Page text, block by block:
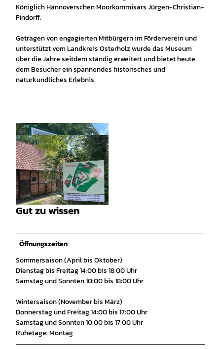
Königlich Hannoverschen Moorkommisars Jürgen-Christian-
Findorff.
Getragen von engagierten Mitbürgern im Förderverein und
unterstützt vom Landkreis Osterholz wurde das Museum
über die Jahre seitdem ständig erweitert und bietet heute
dem Besucher ein spannendes historisches und
naturkundliches Erlebnis.
© Saskia Hansen - Touristikagentur Teufelsmoo
r-Worpswede-Unterweser e.V. |CC-BY-SA
© Saskia Hansen - Touristikagentur Teufelsmoo
r-Worpswede-Unterweser e.V. |
Gut zu wissen
Öffnungszeiten
Sommersaison (April bis Oktober)
Dienstag bis Freitag 14:00 bis 18:00 Uhr
Samstag und Sonnten 10:00 bis 18:00 Uhr
Wintersaison (November bis März)
Donnerstag und Freitag 14:00 bis 17:00 Uhr
Samstag und Sonnten 10:00 bis 17:00 Uhr
Ruhetage: Montag